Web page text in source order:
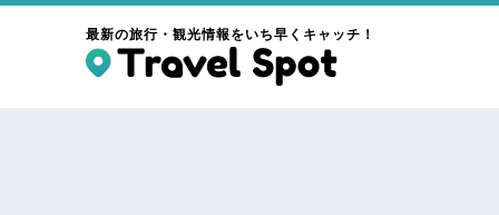
最新の旅行・観光情報をいち早くキャッチ！